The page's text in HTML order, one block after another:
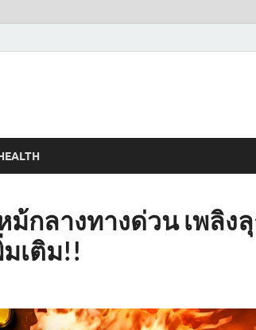
กลางทางด่วน เพลิง
เติม!!